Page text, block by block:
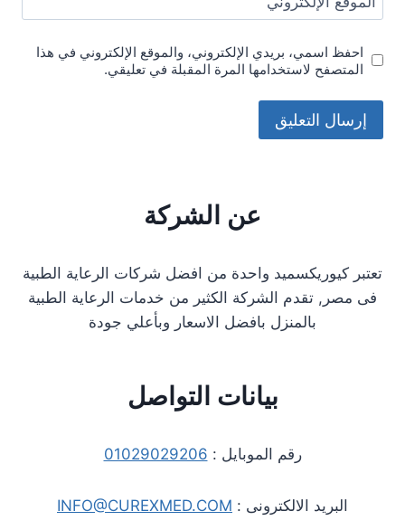
احفظ اسمي، بريدي الإلكتروني، والموقع الإلكتروني في هذا
المتصفح لاستخدامها المرة المقبلة في تعليقي.
عن الشركة
تعتبر كيوريكسميد واحدة من افضل شركات الرعاية الطبية
فى مصر, تقدم الشركة الكثير من خدمات الرعاية الطبية
بالمنزل بافضل الاسعار وبأعلي جودة
بيانات التواصل
رقم الموبايل : 01029029206
البريد الالكترونى : INFO@CUREXMED.COM